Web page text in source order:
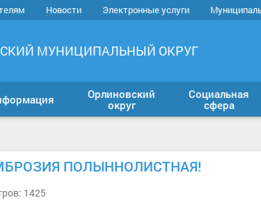
Новости Электронные услуги
МУНИЦИПАЛЬНЫЙ ОКРУГ
Орлиновский
округ
Социальная
сфера
ПОЛЫННОЛИСТНАЯ!
1425